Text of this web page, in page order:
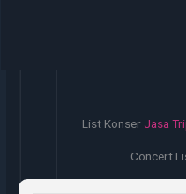
List Konser Jasa
Concert